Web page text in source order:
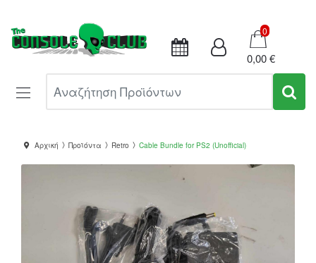
Καλάθι
0
0,00 €
Αρχική Προϊόντα Retro Cable Bundle for PS2 (Unofficial)